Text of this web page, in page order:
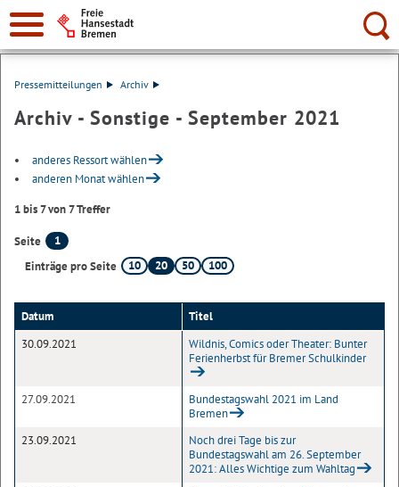
Suche:
Pressemitteilungen Archiv
Archiv - Sonstige - September 2021
anderes Ressort wählen
anderen Monat wählen
1 bis 7 von 7 Treffer
Seite
1
Einträge pro Seite
10 20 50 100
Datum
Titel
30.09.2021
Wildnis, Comics oder Theater: Bunter
Ferienherbst für Bremer Schulkinder
27.09.2021
Bundestagswahl 2021 im Land
Bremen
23.09.2021
Noch drei Tage bis zur
Bundestagswahl am 26. September
2021: Alles Wichtige zum Wahltag